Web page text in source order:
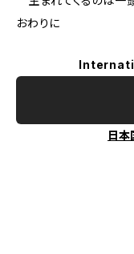
おわりに
日本